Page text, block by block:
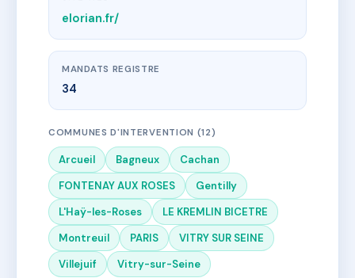
elorian.fr/
MANDATS REGISTRE
34
COMMUNES D'INTERVENTION (12)
Arcueil Bagneux
Cachan
FONTENAY AUX ROSES
Gentilly
L'Haÿ-les-Roses
LE KREMLIN BICETRE
Montreuil
PARIS
VITRY SUR SEINE
Villejuif
Vitry-sur-Seine